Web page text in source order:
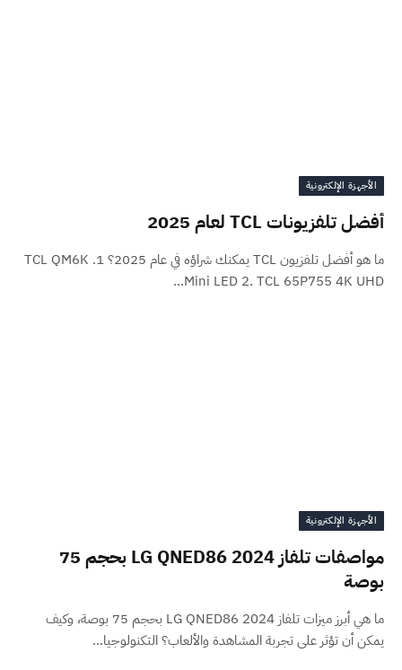
الأجهزة الإلكترونية
أفضل تلفزيونات TCL لعام 2025
ما هو أفضل تلفزيون TCL يمكنك شراؤه في عام 2025؟ 1. TCL QM6K
Mini LED 2. TCL 65P755 4K UHD…
الأجهزة الإلكترونية
مواصفات تلفاز LG QNED86 2024 بحجم 75
بوصة
ما هي أبرز ميزات تلفاز LG QNED86 2024 بحجم 75 بوصة، وكيف
يمكن أن تؤثر على تجربة المشاهدة والألعاب؟ التكنولوجيا…